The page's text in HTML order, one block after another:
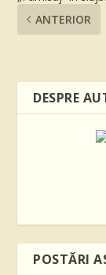
ANTERIOR
DESPRE
POSTĂRI